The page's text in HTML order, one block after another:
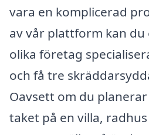
vara en komplicerad
av vår plattform kan du
olika företag
och få tre
Oavsett om du
taket på en villa,